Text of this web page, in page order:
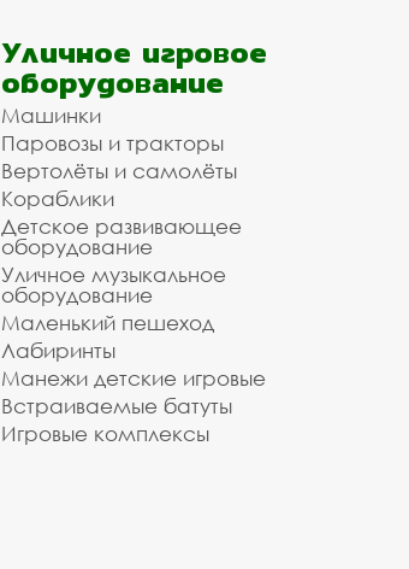
Уличное игровое
оборудование
Машинки
Паровозы и тракторы
Вертолёты и самолёты
Кораблики
Детское развивающее
оборудование
Уличное музыкальное
оборудование
Маленький пешеход
Лабиринты
Манежи детские игровые
Встраиваемые батуты
Игровые комплексы